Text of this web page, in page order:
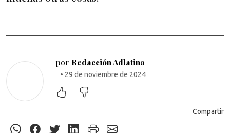
por Redacción Adlatina
• 29 de noviembre de 2024
Compartir